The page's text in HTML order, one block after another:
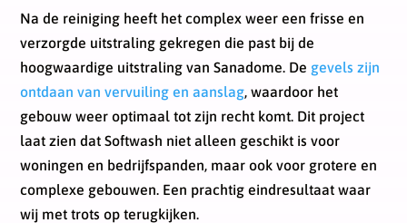
Na de reiniging heeft het complex weer een frisse en
verzorgde uitstraling gekregen die past bij de
hoogwaardige uitstraling van Sanadome. De gevels zijn
ontdaan van vervuiling en aanslag, waardoor het
gebouw weer optimaal tot zijn recht komt. Dit project
laat zien dat Softwash niet alleen geschikt is voor
woningen en bedrijfspanden, maar ook voor grotere en
complexe gebouwen. Een prachtig eindresultaat waar
wij met trots op terugkijken.